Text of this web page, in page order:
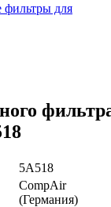
для
5A518
CompAir
(Германия)